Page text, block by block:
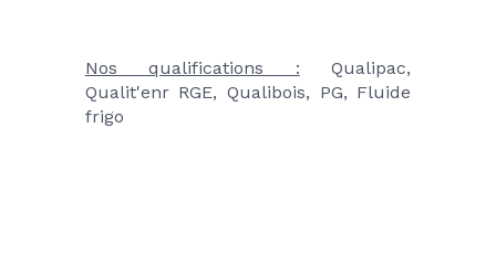
Nos qualifications : Qualipac,
Qualit'enr RGE, Qualibois, PG, Fluide
frigo